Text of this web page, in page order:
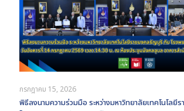
กรกฎาคม 15, 2026
พิธีลงนามความร่วมมือ ระหว่างมหาวิทยาลัยเทคโนโล